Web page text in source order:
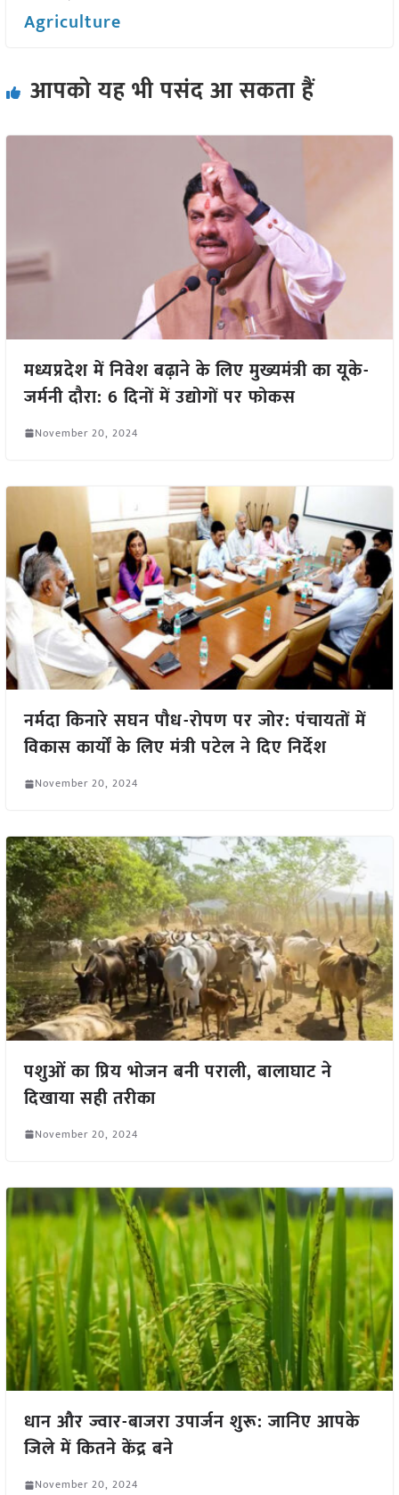
Agriculture
आपको यह भी पसंद आ सकता हैं
मध्यप्रदेश में निवेश बढ़ाने के लिए मुख्यमंत्री का यूके-
जर्मनी दौरा: 6 दिनों में उद्योगों पर फोकस
November 20, 2024
नर्मदा किनारे सघन पौध-रोपण पर जोर: पंचायतों में
विकास कार्यों के लिए मंत्री पटेल ने दिए निर्देश
November 20, 2024
पशुओं का प्रिय भोजन बनी पराली, बालाघाट ने
दिखाया सही तरीका
November 20, 2024
धान और ज्वार-बाजरा उपार्जन शुरू: जानिए आपके
जिले में कितने केंद्र बने
November 20, 2024